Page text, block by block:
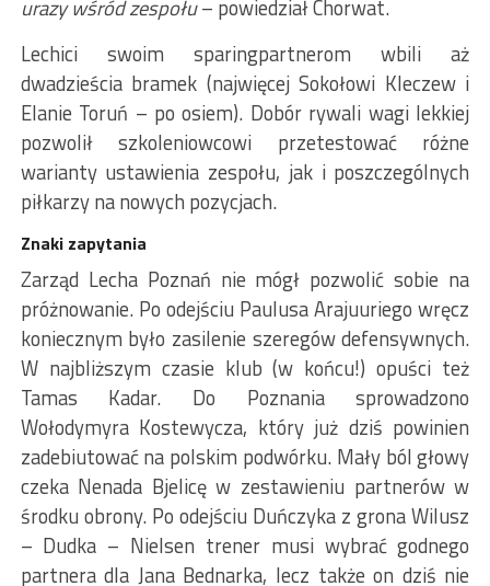
urazy wśród zespołu– powiedział Chorwat.
Lechici swoim sparingpartnerom wbili aż
dwadzieścia bramek (najwięcej Sokołowi Kleczew i
Elanie Toruń – po osiem). Dobór rywali wagi lekkiej
pozwolił szkoleniowcowi przetestować różne
warianty ustawienia zespołu, jak i poszczególnych
piłkarzy na nowych pozycjach.
Znaki zapytania
Zarząd Lecha Poznań nie mógł pozwolić sobie na
próżnowanie. Po odejściu Paulusa Arajuuriego wręcz
koniecznym było zasilenie szeregów defensywnych.
W najbliższym czasie klub (w końcu!) opuści też
Tamas Kadar. Do Poznania sprowadzono
Wołodymyra Kostewycza, który już dziś powinien
zadebiutować na polskim podwórku. Mały ból głowy
czeka Nenada Bjelicę w zestawieniu partnerów w
środku obrony. Po odejściu Duńczyka z grona Wilusz
– Dudka – Nielsen trener musi wybrać godnego
partnera dla Jana Bednarka, lecz także on dziś nie